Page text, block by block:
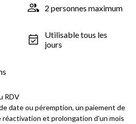
2 personnes maximum
Utilisable tous les
jours
RDV
date ou péremption, un paiement de
réactivation et prolongation d'un mois